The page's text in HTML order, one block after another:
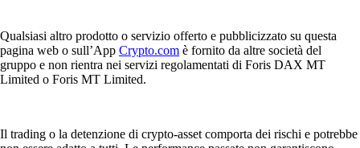
Qualsiasi altro prodotto o servizio offerto e pubblicizzato su questa
pagina web o sull’App Crypto.com è fornito da altre società del
gruppo e non rientra nei servizi regolamentati di Foris DAX MT
Limited o Foris MT Limited.
Il trading o la detenzione di crypto-asset comporta dei rischi e potrebbe